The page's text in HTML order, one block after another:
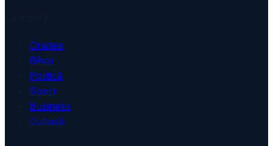
Oradea
Bihor
Politică
Sport
Business
Cultură